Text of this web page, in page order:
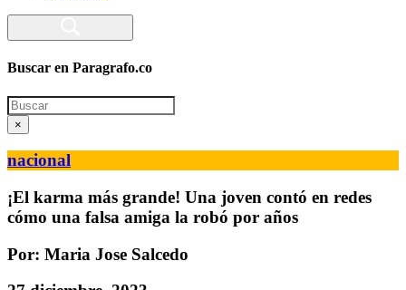
Buscar en Paragrafo.co
Search
×
nacional
¡El karma más grande! Una joven contó en redes
cómo una falsa amiga la robó por años
Por: Maria Jose Salcedo